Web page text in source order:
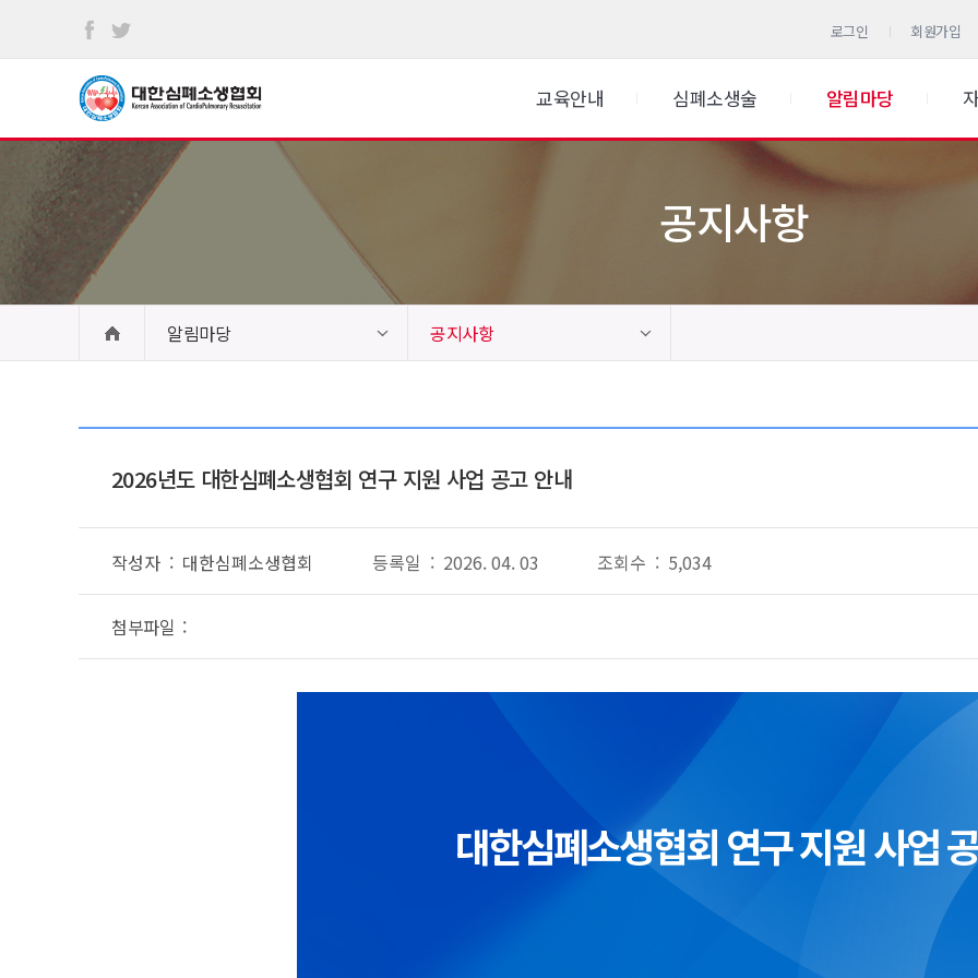
로그인 회원가입
교육안내 심폐소생술 알림마당
공지사항
알림마당 공지사항
2026년도 대한심폐소생협회 연구 지원 사업 공고 안내
작성자 : 대한심폐소생협회 등록일 : 2026. 04. 03 조회수 : 5,034
첨부파일 :
대한심폐소생협회 연구 지원 사업